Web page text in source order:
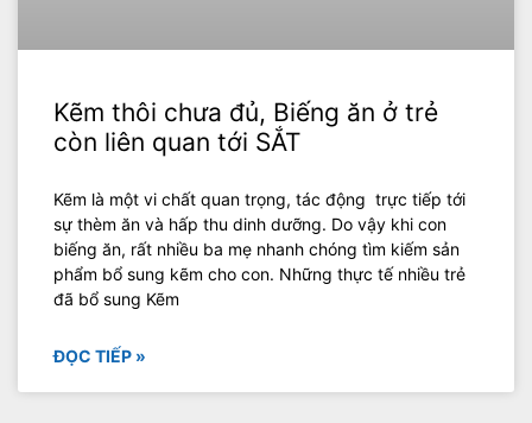
Kẽm thôi chưa đủ, Biếng ăn ở trẻ
còn liên quan tới SẮT
Kẽm là một vi chất quan trọng, tác động trực tiếp tới
sự thèm ăn và hấp thu dinh dưỡng. Do vậy khi con
biếng ăn, rất nhiều ba mẹ nhanh chóng tìm kiếm sản
phẩm bổ sung kẽm cho con. Những thực tế nhiều trẻ
đã bổ sung Kẽm
ĐỌC TIẾP »